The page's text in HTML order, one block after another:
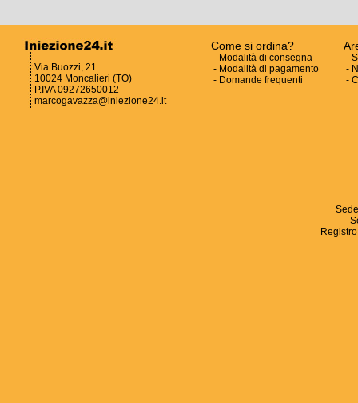
Via Buozzi, 21
10024 Moncalieri (TO)
P.IVA 09272650012
marcogavazza@iniezione24.it
Come si ordina?
- Modalità di consegna
- Modalità di pagamento
- Domande frequenti
-
-
-